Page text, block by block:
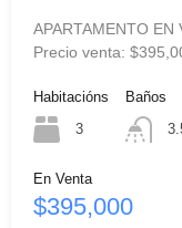
APARTAMENTO EN
Precio venta:
Habitacións
3
Baños
En Venta
$395,000